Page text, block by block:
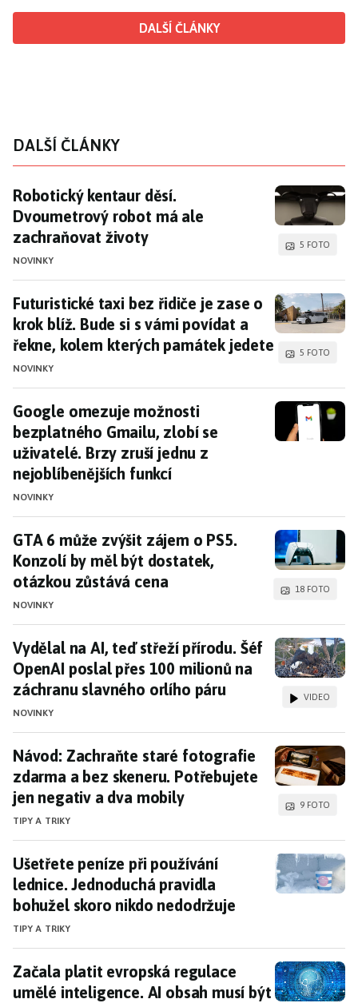
DALŠÍ ČLÁNKY
DALŠÍ ČLÁNKY
Robotický kentaur děsí. Dvoumetrový robot
Robotický kentaur děsí.
Dvoumetrový robot má ale
zachraňovat životy
NOVINKY
5 FOTO
Futuristické taxi bez řidiče je zase o krok blíž.
Futuristické taxi bez řidiče je zase o
krok blíž. Bude si s vámi povídat a
řekne, kolem kterých památek jedete
NOVINKY
5 FOTO
Google omezuje možnosti bezplatného
Google omezuje možnosti
bezplatného Gmailu, zlobí se
uživatelé. Brzy zruší jednu z
nejoblíbenějších funkcí
NOVINKY
GTA 6 může zvýšit zájem o PS5. Konzolí by
GTA 6 může zvýšit zájem o PS5.
Konzolí by měl být dostatek,
otázkou zůstává cena
NOVINKY
18 FOTO
Vydělal na AI, teď střeží přírodu. Šéf OpenAI
Vydělal na AI, teď střeží přírodu. Šéf
OpenAI poslal přes 100 milionů na
záchranu slavného orlího páru
NOVINKY
VIDEO
Návod: Zachraňte staré fotografie zdarma a
Návod: Zachraňte staré fotografie
zdarma a bez skeneru. Potřebujete
jen negativ a dva mobily
TIPY A TRIKY
9 FOTO
Ušetřete peníze při používání lednice.
Ušetřete peníze při používání
lednice. Jednoduchá pravidla
bohužel skoro nikdo nedodržuje
TIPY A TRIKY
Začala platit evropská regulace umělé
Začala platit evropská regulace
umělé inteligence. AI obsah musí být